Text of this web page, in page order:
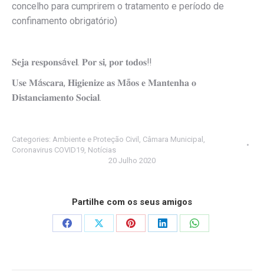
concelho para cumprirem o tratamento e período de
confinamento obrigatório)
𝐒𝐞𝐣𝐚 𝐫𝐞𝐬𝐩𝐨𝐧𝐬á𝐯𝐞𝐥. 𝐏𝐨𝐫 𝐬𝐢, 𝐩𝐨𝐫 𝐭𝐨𝐝𝐨𝐬‼️
𝐔𝐬𝐞 𝐌á𝐬𝐜𝐚𝐫𝐚, 𝐇𝐢𝐠𝐢𝐞𝐧𝐢𝐳𝐞 𝐚𝐬 𝐌ã𝐨𝐬 𝐞 𝐌𝐚𝐧𝐭𝐞𝐧𝐡𝐚 𝐨
𝐃𝐢𝐬𝐭𝐚𝐧𝐜𝐢𝐚𝐦𝐞𝐧𝐭𝐨 𝐒𝐨𝐜𝐢𝐚𝐥.
Categories: Ambiente e Proteção Civil , Câmara Municipal ,
Coronavirus COVID19, Notícias
20 Julho 2020
Partilhe com os seus amigos
Share
Share
Share
Share
Share